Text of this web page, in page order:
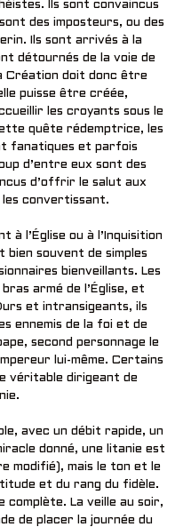
Ils sont convaincus
des imposteurs, ou des
Ils sont arrivés à la
détournés de la voie de
Création doit donc être
puisse être créée,
les croyants sous le
quête rédemptrice, les
fanatiques et parfois
d’entre eux sont des
d’offrir le salut aux
les convertissant.
à l’Église ou à l’Inquisition
bien souvent de simples
bienveillants. Les
armé de l’Église, et
et intransigeants, ils
ennemis de la foi et de
second personnage le
lui-même. Certains
véritable dirigeant de
avec un débit rapide, un
donné, une litanie est
modifié), mais le ton et le
et du rang du fidèle.
complète. La veille au soir,
de placer la journée du